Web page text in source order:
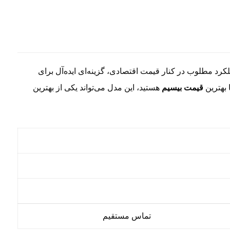
مطلوب در کنار قیمت اقتصادی، گزینه‌ای ایده‌آل برای
قیمت بیسیم هستید، این مدل می‌تواند یکی از بهترین
تماس مستقیم